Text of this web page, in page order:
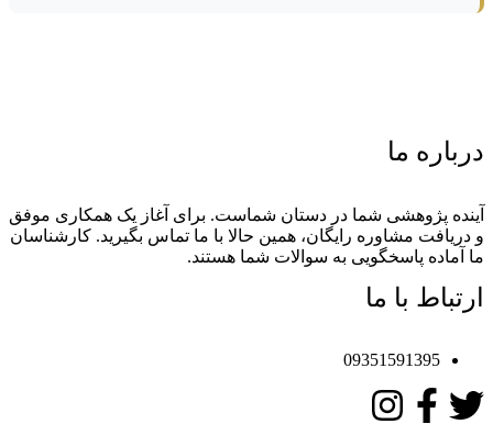
درباره ما
آینده پژوهشی شما در دستان شماست. برای آغاز یک همکاری موفق
و دریافت مشاوره رایگان، همین حالا با ما تماس بگیرید. کارشناسان
ما آماده پاسخگویی به سوالات شما هستند.
ارتباط با ما
09351591395